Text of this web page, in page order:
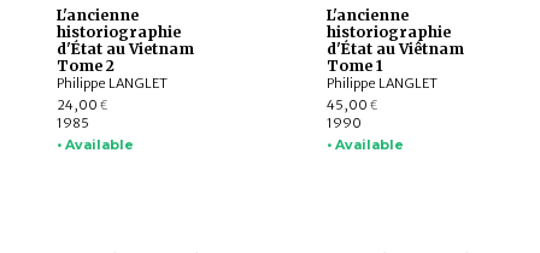
L'ancienne
historiographie
d'État au Vietnam
Tome 2
Philippe LANGLET
24,00 €
1985
• Available
L'ancienne
historiographie
d'État au Viêtnam
Tome 1
Philippe LANGLET
45,00 €
1990
• Available